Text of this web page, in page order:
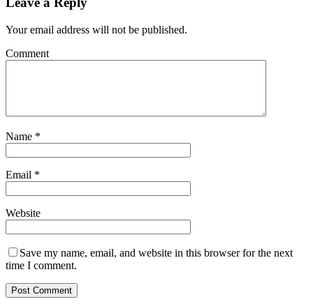
Your email address will not be published.
Comment
Name *
Email *
Website
Save my name, email, and website in this browser for the next
time I comment.